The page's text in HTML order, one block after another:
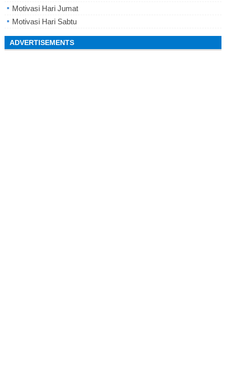
Motivasi Hari Jumat
Motivasi Hari Sabtu
ADVERTISEMENTS